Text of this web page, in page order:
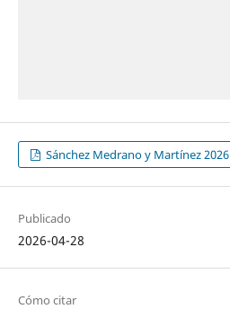
Sánchez Medrano y Martínez 2026
Publicado
2026-04-28
Cómo citar